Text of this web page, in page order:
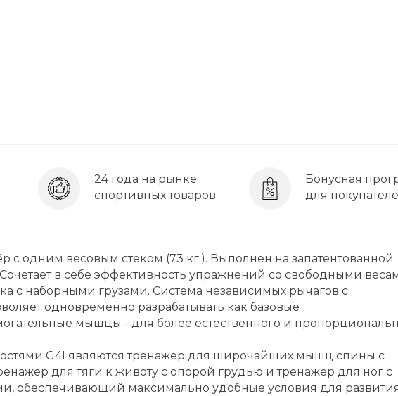
24 года на рынке
спортивных товаров
Бонусная
для
одним весовым стеком (73 кг.). Выполнен на запатентованной
в себе эффективность упражнений со свободными
с наборными грузами. Система независимых рычагов с
одновременно разрабатывать как базовые
мышцы - для более естественного и
G4I являются тренажер для широчайших мышц спины с
для тяги к животу с опорой грудью и тренажер для ног с
обеспечивающий максимально удобные условия для